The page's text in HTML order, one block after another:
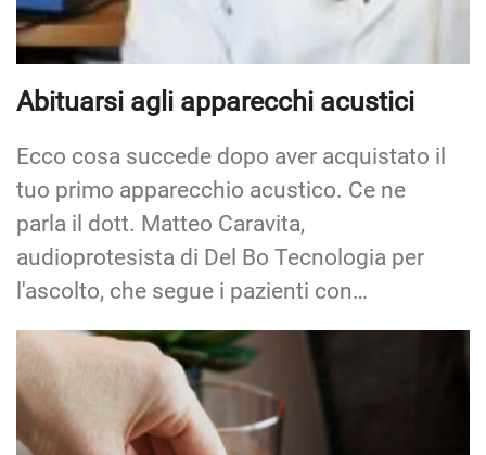
Abituarsi agli apparecchi acustici
Ecco cosa succede dopo aver acquistato il
tuo primo apparecchio acustico. Ce ne
parla il dott. Matteo Caravita,
audioprotesista di Del Bo Tecnologia per
l'ascolto, che segue i pazienti con…